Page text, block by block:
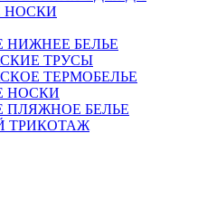
НОСКИ
БЕЛЬЕ
ТРУСЫ
ТЕРМОБЕЛЬЕ
НОСКИ
БЕЛЬЕ
ТРИКОТАЖ